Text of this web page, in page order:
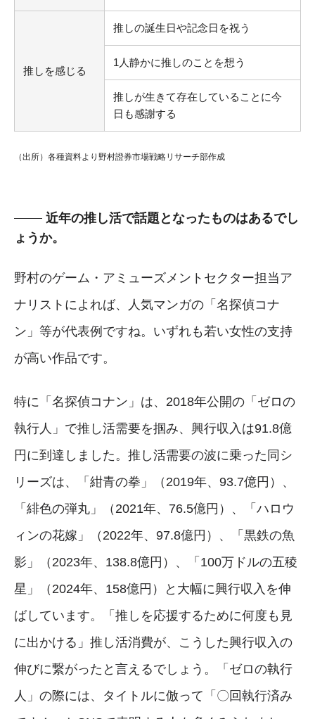
推しを感じる
推しの誕生日や記念日を祝う
1人静かに推しのことを想う
推しが生きて存在していることに今
日も感謝する
（出所）各種資料より野村證券市場戦略リサーチ部作成
近年の推し活で話題となったものはあるでし
ょうか。
野村のゲーム・アミューズメントセクター担当ア
ナリストによれば、人気マンガの「名探偵コナ
ン」等が代表例ですね。いずれも若い女性の支持
が高い作品です。
特に「名探偵コナン」は、2018年公開の「ゼロの
執行人」で推し活需要を掴み、興行収入は91.8億
円に到達しました。推し活需要の波に乗った同シ
リーズは、「紺青の拳」（2019年、93.7億円）、
「緋色の弾丸」（2021年、76.5億円）、「ハロウ
ィンの花嫁」（2022年、97.8億円）、「黒鉄の魚
影」（2023年、138.8億円）、「100万ドルの五稜
星」（2024年、158億円）と大幅に興行収入を伸
ばしています。「推しを応援するために何度も見
に出かける」推し活消費が、こうした興行収入の
伸びに繋がったと言えるでしょう。「ゼロの執行
人」の際には、タイトルに倣って「〇回執行済み